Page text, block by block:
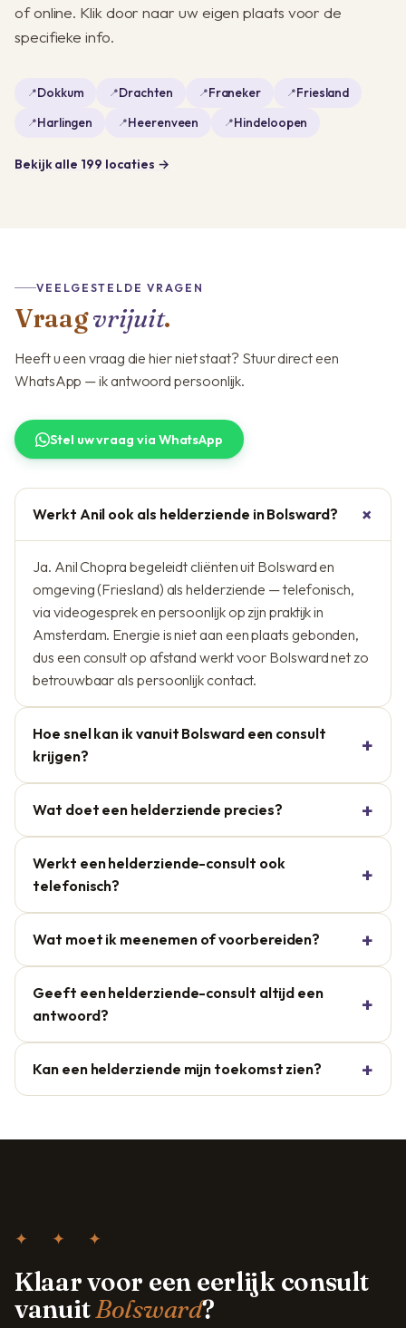
of online. Klik door naar uw eigen plaats voor de
specifieke info.
Dokkum Drachten Franeker
Friesland
Harlingen
Heerenveen Hindeloopen
Bekijk alle 199 locaties →
VEELGESTELDE VRAGEN
Vraagvrijuit.
Heeft u een vraag die hier niet staat? Stuur direct een
WhatsApp — ik antwoord persoonlijk.
Stel uw vraag via WhatsApp
Werkt Anil ook als helderziende in Bolsward?
Ja. Anil Chopra begeleidt cliënten uit Bolsward en
omgeving (Friesland) als helderziende — telefonisch,
via videogesprek en persoonlijk op zijn praktijk in
Amsterdam. Energie is niet aan een plaats gebonden,
dus een consult op afstand werkt voor Bolsward net zo
betrouwbaar als persoonlijk contact.
Hoe snel kan ik vanuit Bolsward een consult
krijgen?
Wat doet een helderziende precies?
Werkt een helderziende-consult ook
telefonisch?
Wat moet ik meenemen of voorbereiden?
Geeft een helderziende-consult altijd een
antwoord?
Kan een helderziende mijn toekomst zien?
✦ ✦ ✦
Klaar voor een eerlijk consult
vanuitBolsward?